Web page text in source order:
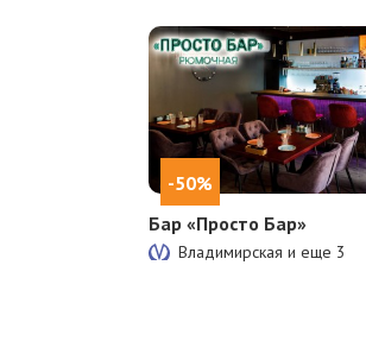
-50%
Бар «Просто Бар»
Владимирская и еще 3